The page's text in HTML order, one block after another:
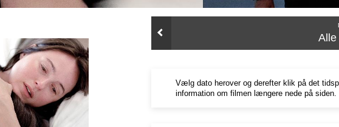
Vælg dato herover og derefter klik på det
information om filmen længere nede på siden.